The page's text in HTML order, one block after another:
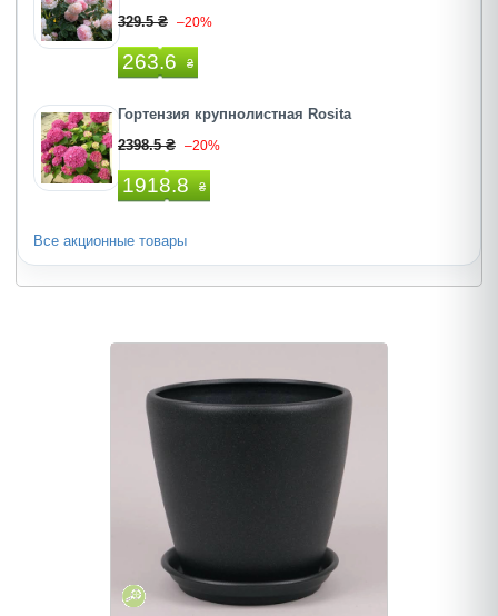
329.5 ₴ –20%
263.6 ₴
Гортензия крупнолистная Rosita
2398.5 ₴ –20%
1918.8 ₴
Все акционные товары